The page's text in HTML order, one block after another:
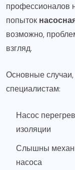
профессионалов
попыток
возможно,
взгляд.
Основные случаи,
специалистам:
Насос
изоляции
Слышны
насоса